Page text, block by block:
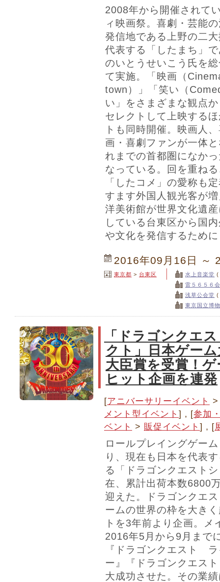
2008年から開催されて
ィ映画祭。喜劇・芸能
発信地である上野の二
代表する「したまち」
のいとうせいこう氏を
て実施。「映画（
town）」「笑い（
い」をさまざまな観点
セレクトして上映する
トも同時開催。映画人
画・喜劇ファンが一体
れまでの首都圏になか
なっている。回を重ね
「したコメ」の愛称も
すます外国人観光客が
洋美術館が世界文化遺
している台東区から国
や文化を発信するため
2016年09月16日 ～
東京都 > 台東区 水上音楽堂
雷５６５６
浅草公会堂
東京国立博
「ドラゴンクエ
クト」日本ゲー
大臣賞を受賞！
ヒット企画を連発
[アニバーサリーイベント
メント型イベント ] , [参加
ベント > 販促イベント ] , [
ロールプレイングゲー
り、現在も日本を代表
る「ドラゴンクエスト
在、累計出荷本数6800
迎えた。ドラゴンクエ
ームの世界の枠を大き
トを3年前より企画。メ
2016年5月から9月まで
『ドラゴンクエスト
ー』『ドラゴンクエス
大成功させた。その業